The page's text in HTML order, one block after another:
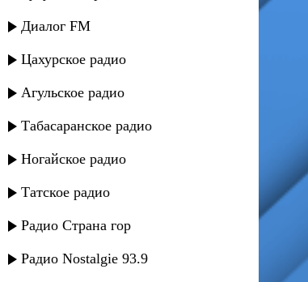
Диалог FM
Цахурское радио
Агульское радио
Табасаранское радио
Ногайское радио
Татское радио
Радио Страна гор
Радио Nostalgie 93.9